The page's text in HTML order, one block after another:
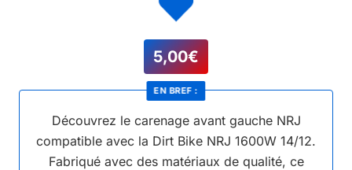
5,00€
Découvrez le carenage avant gauche NRJ
compatible avec la Dirt Bike NRJ 1600W 14/12.
Fabriqué avec des matériaux de qualité, ce
EN BREF :